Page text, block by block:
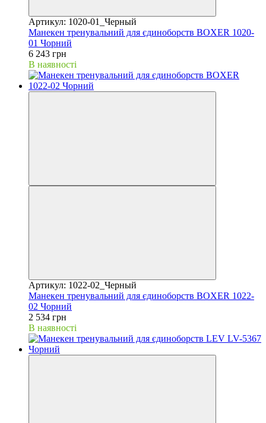
Артикул: 1020-01_Черный
Манекен тренувальний для єдиноборств BOXER 1020-
01 Чорний
6 243 грн
В наявності
Артикул: 1022-02_Черный
Манекен тренувальний для єдиноборств BOXER 1022-
02 Чорний
2 534 грн
В наявності